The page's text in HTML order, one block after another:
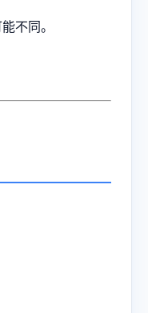
不同。